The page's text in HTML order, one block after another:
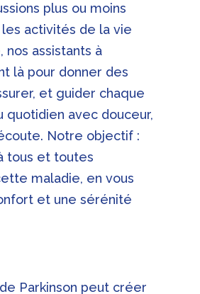
plus ou moins
activités de la vie
nos assistants à
là pour donner des
et guider chaque
quotidien avec douceur,
Notre objectif :
tous et toutes
maladie, en vous
et une sérénité
Parkinson peut créer